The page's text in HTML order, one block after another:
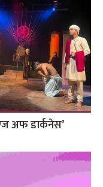
अफ डार्कनेस’